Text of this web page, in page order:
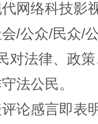
网络科技影
/公众/民众/
对法律、政
法公民。
论感言即表